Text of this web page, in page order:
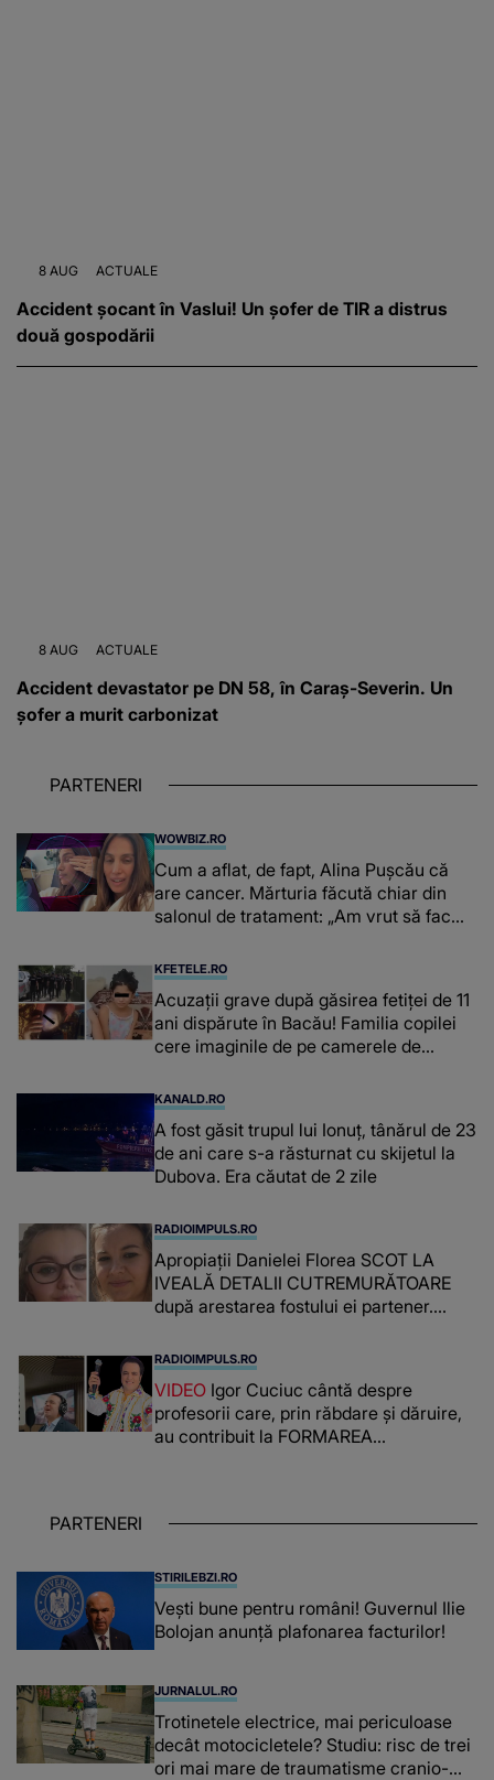
8 AUG ACTUALE
Accident șocant în Vaslui! Un șofer de TIR a distrus
două gospodării
8 AUG ACTUALE
Accident devastator pe DN 58, în Caraș-Severin. Un
șofer a murit carbonizat
PARTENERI
WOWBIZ.RO
Cum a aflat, de fapt, Alina Pușcău că
are cancer. Mărturia făcută chiar din
salonul de tratament: „Am vrut să fac
înțepe sânul”
KFETELE.RO
Acuzații grave după găsirea fetiței de 11
ani dispărute în Bacău! Familia copilei
cere imaginile de pe camerele de
mea...”
KANALD.RO
A fost găsit trupul lui Ionuț, tânărul de 23
de ani care s-a răsturnat cu skijetul la
Dubova. Era căutat de 2 zile
RADIOIMPULS.RO
Apropiații Danielei Florea SCOT LA
IVEALĂ DETALII CUTREMURĂTOARE
după arestarea fostului ei partener.
românca ucisă în Italia și ascunsă în
lada unui pat: " Îmi pare rău că nu am
reușit să fac mai mult pentru ea și..."
RADIOIMPULS.RO
VIDEO Igor Cuciuc cântă despre
profesorii care, prin răbdare și dăruire,
au contribuit la FORMAREA
chiar și după trecerea anilor: "De
PARTENERI
STIRILEBZI.RO
Vești bune pentru români! Guvernul Ilie
Bolojan anunță plafonarea facturilor!
JURNALUL.RO
Trotinetele electrice, mai periculoase
decât motocicletele? Studiu: risc de trei
ori mai mare de traumatisme cranio-